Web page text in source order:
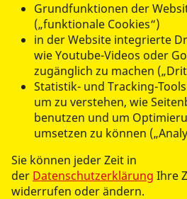
© 2026 ASB-Regionalverband
Datenschutz
Impressum
Grundfunktionen der
(„funktionale Cookies“)
in der Website integrierte
wie Youtube-Videos oder
zugänglich zu machen
Statistik- und Tracking-
um zu verstehen, wie
benutzen und um
umsetzen zu können
Sie können jeder Zeit in
der Datenschutzerklärung Ihre
widerrufen oder ändern.